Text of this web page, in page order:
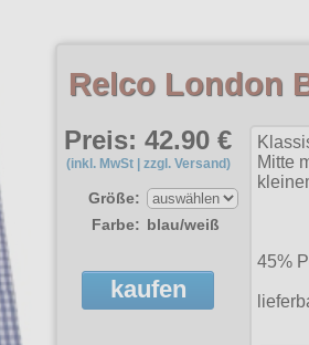
Relco London
Preis: 42.90 €
(inkl. MwSt | zzgl. Versand)
Größe:
Farbe: blau/weiß
kaufen
Mitte
45%